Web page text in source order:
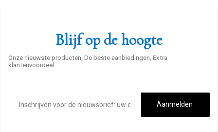
Blijf op de hoogte
Onze nieuwste producten, De beste aanbiedingen, Extra
klantenvoordeel
mailadres
Aanmelden